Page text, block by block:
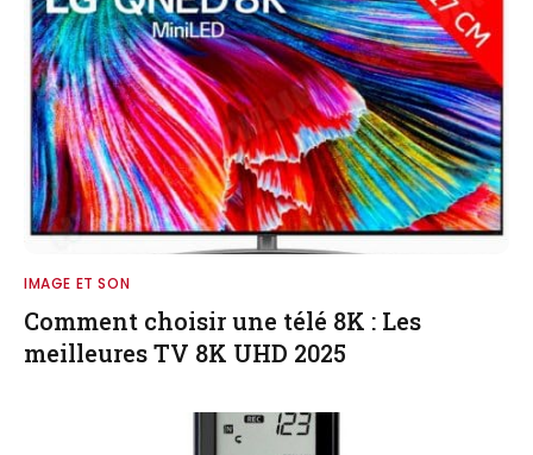
IMAGE ET SON
Comment choisir une télé 8K : Les
meilleures TV 8K UHD 2025